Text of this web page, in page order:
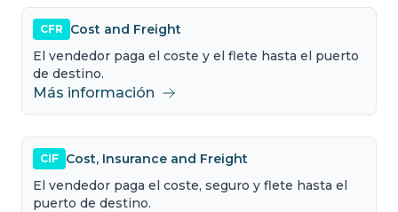
CFR
Cost and Freight
El vendedor paga el coste y el flete hasta el puerto
de destino.
Más información
CIF Cost, Insurance and Freight
El vendedor paga el coste, seguro y flete hasta el
puerto de destino.